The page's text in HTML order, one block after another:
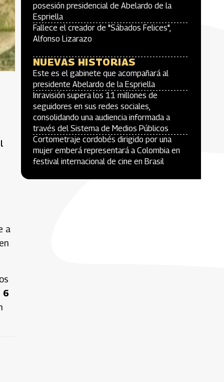
a
6
posesión presidencial de Abelardo de la
Espriella
Fallece el creador de "Sábados Felices",
Alfonso Lizarazo
NUEVAS HISTORIAS
Este es el gabinete que acompañará al
presidente Abelardo de la Espriella
Inravisión supera los 11 millones de
seguidores en sus redes sociales,
consolidando una audiencia informada a
través del Sistema de Medios Públicos
Cortometraje cordobés dirigido por una
mujer emberá representará a Colombia en
festival internacional de cine en Brasil